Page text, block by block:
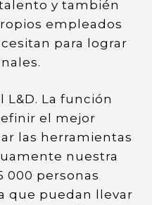
y también
empleados
para lograr
La función
el mejor
las herramientas
nuestra
000 personas
que puedan llevar